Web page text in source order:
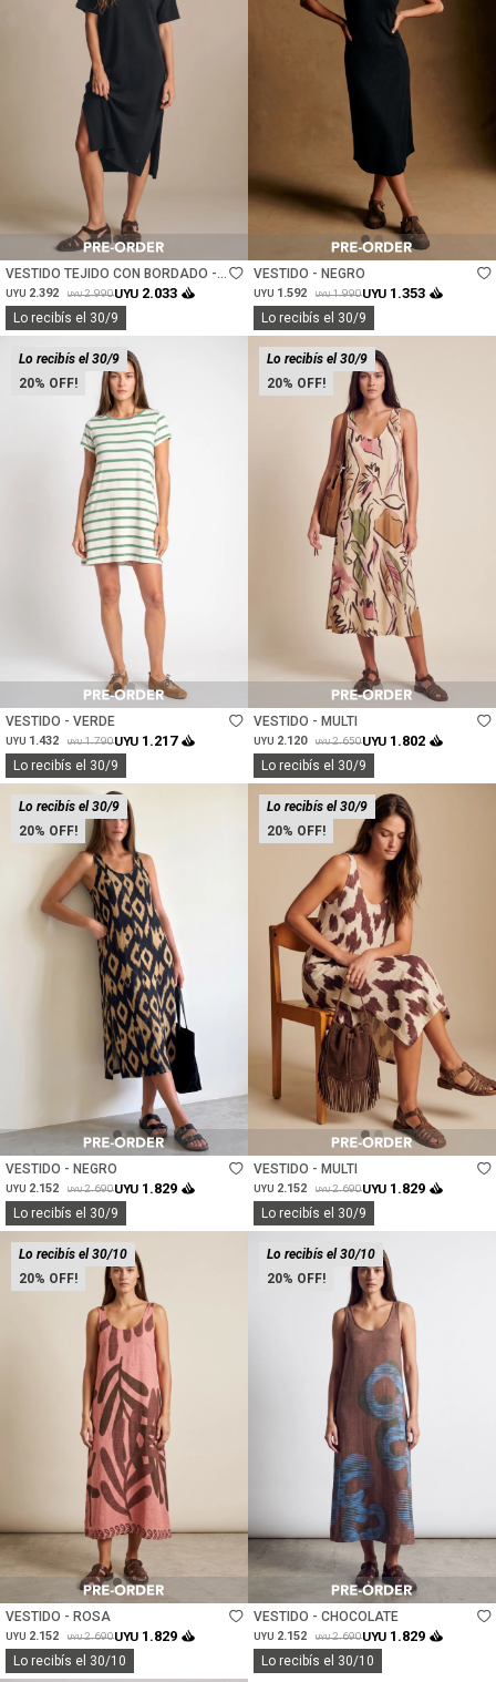
Talle
VESTIDO TEJIDO CON BORDADO -
NEGRO
UYU 2.392 UYU 2.990UYU 2.033
Lo recibís el 30/9
VESTIDO - NEGRO
UYU 1.592 UYU 1.990UYU 1.353
Lo recibís el 30/9
20
Lo recibís el 30/9
Talle
VESTIDO - VERDE
UYU 1.432 UYU 1.790UYU 1.217
Lo recibís el 30/9
20
Lo recibís el 30/9
Talle
VESTIDO - MULTI
UYU 2.120 UYU 2.650UYU 1.802
Lo recibís el 30/9
20
Lo recibís el 30/9
Talle
VESTIDO - NEGRO
UYU 2.152 UYU 2.690UYU 1.829
Lo recibís el 30/9
20
Lo recibís el 30/9
Talle
VESTIDO - MULTI
UYU 2.152 UYU 2.690UYU 1.829
Lo recibís el 30/9
20
Lo recibís el 30/10
Talle
VESTIDO - ROSA
UYU 2.152 UYU 2.690UYU 1.829
Lo recibís el 30/10
20
Lo recibís el 30/10
Talle
VESTIDO - CHOCOLATE
UYU 2.152 UYU 2.690UYU 1.829
Lo recibís el 30/10